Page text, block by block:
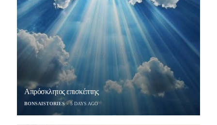
Απρόσκλητος επισκέπτης
BONSAISTORIES 5 DAYS AGO